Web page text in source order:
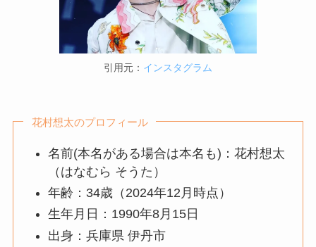
引用元： インスタグラム
花村想太のプロフィール
名前(本名がある場合は本名も)：花村想太
（はなむら そうた）
年齢：34歳（2024年12月時点）
生年月日：1990年8月15日
出身：兵庫県 伊丹市